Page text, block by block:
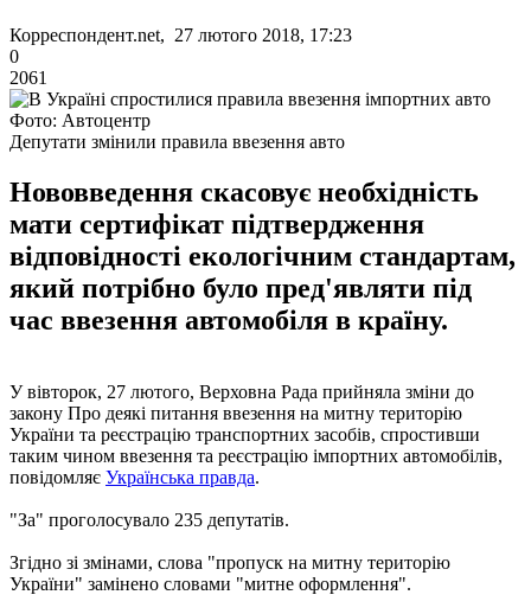
Корреспондент.net, 27 лютого 2018, 17:23
0
2061
Фото: Автоцентр
Депутати змінили правила ввезення авто
Нововведення скасовує необхідність
мати сертифікат підтвердження
відповідності екологічним стандартам,
який потрібно було пред'являти під
час ввезення автомобіля в країну.
У вівторок, 27 лютого, Верховна Рада прийняла зміни до
закону Про деякі питання ввезення на митну територію
України та реєстрацію транспортних засобів, спростивши
таким чином ввезення та реєстрацію імпортних автомобілів,
повідомляє Українська правда.
"За" проголосувало 235 депутатів.
Згідно зі змінами, слова "пропуск на митну територію
України" замінено словами "митне оформлення".